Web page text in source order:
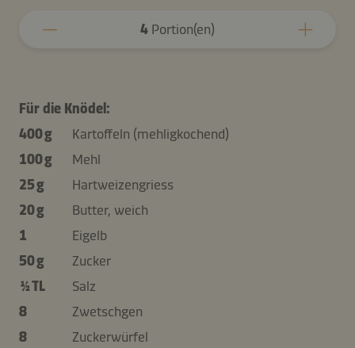
4 Portion(en)
Für die Knödel:
400 g
Kartoffeln (mehligkochend)
100 g
Mehl
25 g
Hartweizengriess
20 g
Butter, weich
1
Eigelb
50 g
Zucker
½ TL
Salz
8
Zwetschgen
8
Zuckerwürfel